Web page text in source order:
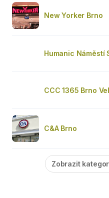
New Yorker Brno
Humanic Náměstí
CCC 1365 Brno
C&A Brno
Zobrazit